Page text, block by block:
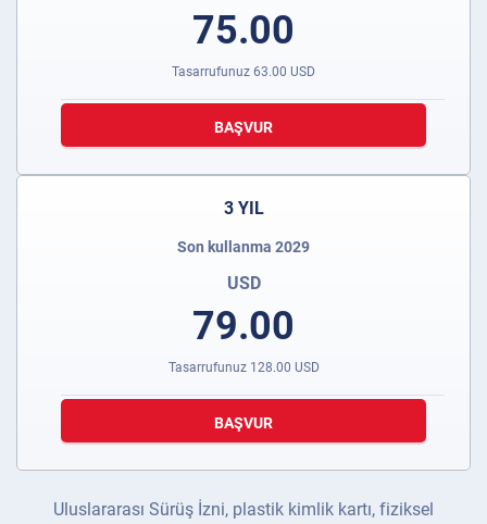
75.00
Tasarrufunuz 63.00 USD
BAŞVUR
3 YIL
Son kullanma 2029
USD
79.00
Tasarrufunuz 128.00 USD
BAŞVUR
Uluslararası Sürüş İzni, plastik kimlik kartı, fiziksel